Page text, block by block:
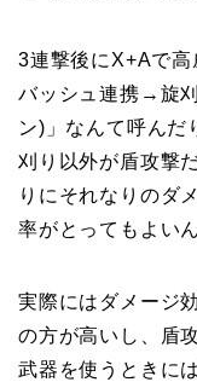
3連撃後にX+Aで高
バッシュ連携→旋
ン)」なんて呼んだ
刈り以外が盾攻撃
りにそれなりのダ
率がとってもよいん
実際にはダメージ
の方が高いし、盾
武器を使うときに